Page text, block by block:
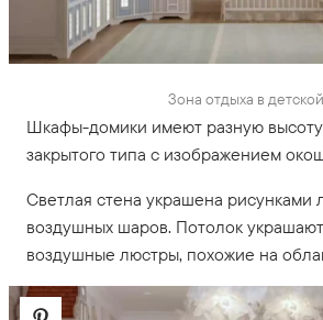
Зона отдыха в детской
Шкафы-домики имеют разную
закрытого типа с изображением
Светлая стена украшена рисунками
воздушных шаров. Потолок
воздушные люстры, похожие на